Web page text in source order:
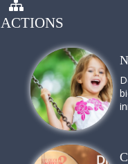
ACTIONS